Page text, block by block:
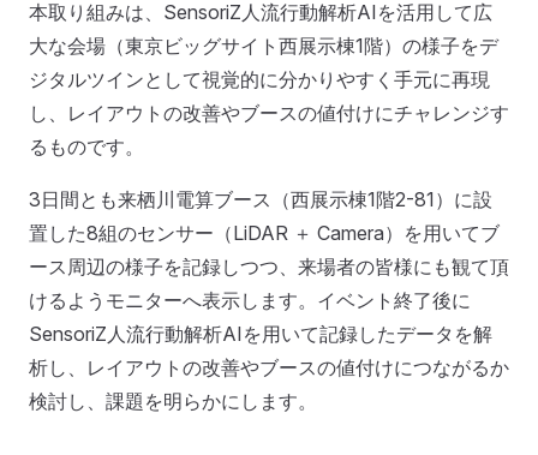
本取り組みは、SensoriZ人流行動解析AIを活用して広
大な会場（東京ビッグサイト西展示棟1階）の様子をデ
ジタルツインとして視覚的に分かりやすく手元に再現
し、レイアウトの改善やブースの値付けにチャレンジす
るものです。
3日間とも来栖川電算ブース（西展示棟1階2-81）に設
置した8組のセンサー（LiDAR ＋ Camera）を用いてブ
ース周辺の様子を記録しつつ、来場者の皆様にも観て頂
けるようモニターへ表示します。イベント終了後に
SensoriZ人流行動解析AIを用いて記録したデータを解
析し、レイアウトの改善やブースの値付けにつながるか
検討し、課題を明らかにします。